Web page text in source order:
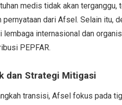
medis tidak akan
pernyataan dari Afsel. Selain itu,
lembaga internasional dan
PEPFAR.
dan Strategi Mitigasi
transisi, Afsel fokus pada